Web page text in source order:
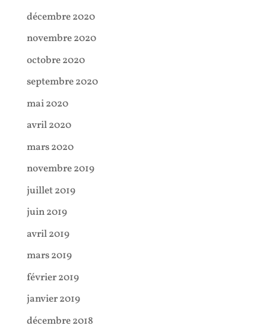
décembre 2020
novembre 2020
octobre 2020
septembre 2020
mai 2020
avril 2020
mars 2020
novembre 2019
juillet 2019
juin 2019
avril 2019
mars 2019
février 2019
janvier 2019
décembre 2018